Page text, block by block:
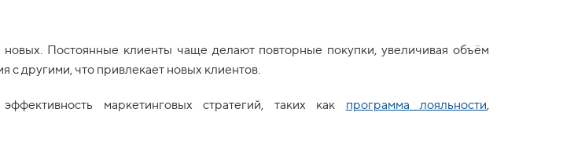
Постоянные клиенты чаще делают повторные покупки, увеличивая объём
с другими, что привлекает новых клиентов.
маркетинговых стратегий, таких как программа лояльности,